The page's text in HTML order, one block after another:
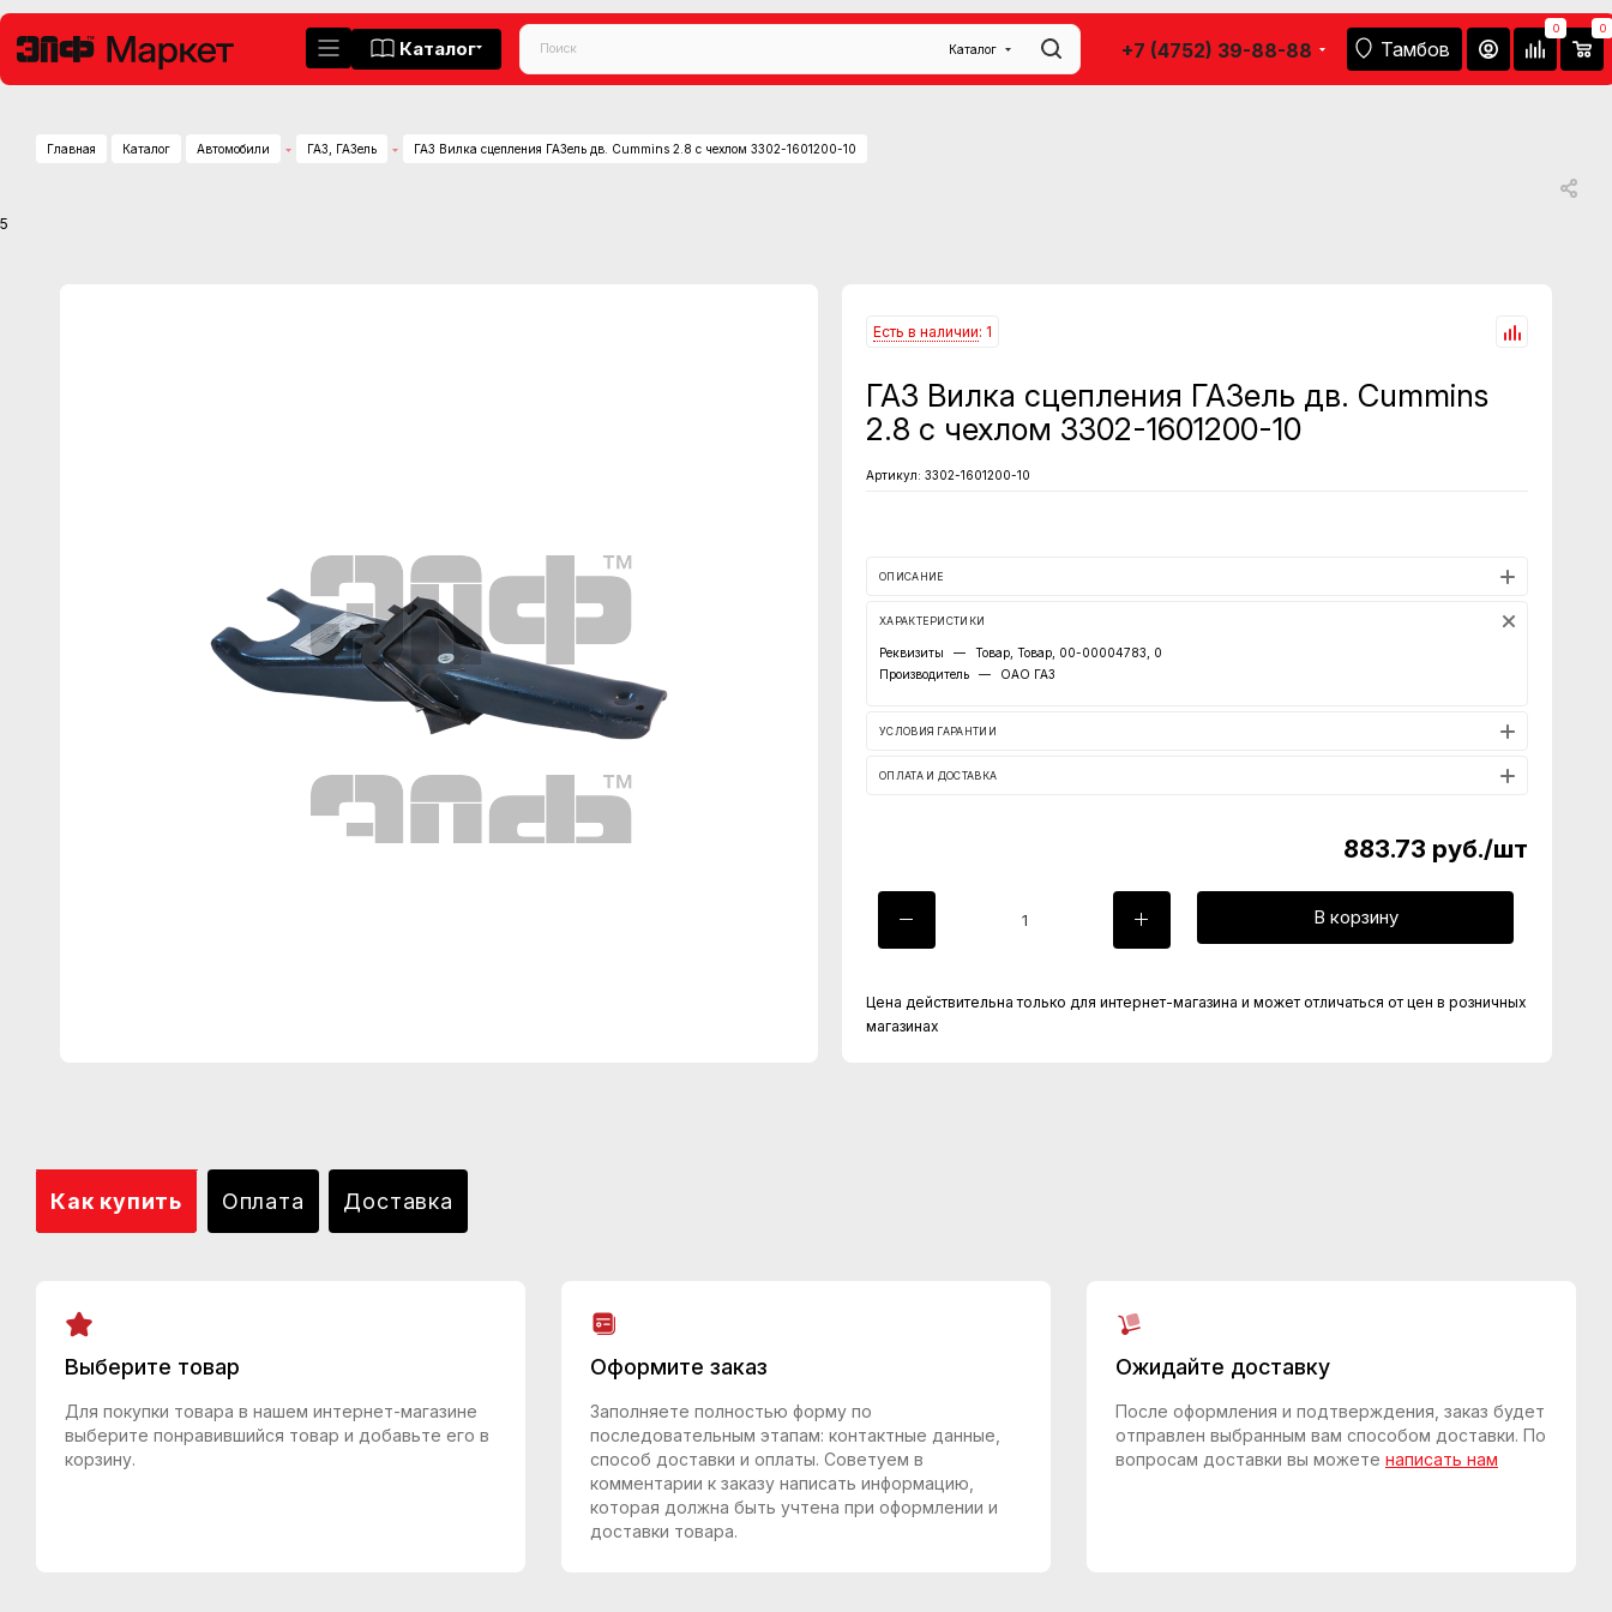
Каталог Каталог +7 (4752) 39-88-88 Тамбов
0 0
Главная Каталог Автомобили ГАЗ, ГАЗель ГАЗ Вилка сцепления ГАЗель дв. Cummins 2.8 с чехлом 3302-1601200-10
5
Есть в наличии: 1
ГАЗ Вилка сцепления ГАЗель дв. Cummins
2.8 с чехлом 3302-1601200-10
Артикул: 3302-1601200-10
ОПИСАНИЕ
ХАРАКТЕРИСТИКИ
Реквизиты —
Товар, Товар, 00-00004783, 0
Производитель
— ОАО ГАЗ
УСЛОВИЯ ГАРАНТИИ
ОПЛАТА И ДОСТАВКА
883.73 руб./шт
В корзину
Цена действительна только для интернет-магазина и может отличаться от цен в розничных
магазинах
Как купить Оплата Доставка
Выберите товар
Для покупки товара в нашем интернет-магазине
выберите понравившийся товар и добавьте его в
корзину.
Оформите заказ
Заполняете полностью форму по
последовательным этапам: контактные данные,
способ доставки и оплаты. Советуем в
комментарии к заказу написать информацию,
которая должна быть учтена при оформлении и
доставки товара.
Ожидайте доставку
После оформления и подтверждения, заказ будет
отправлен выбранным вам способом доставки. По
вопросам доставки вы можете написать нам